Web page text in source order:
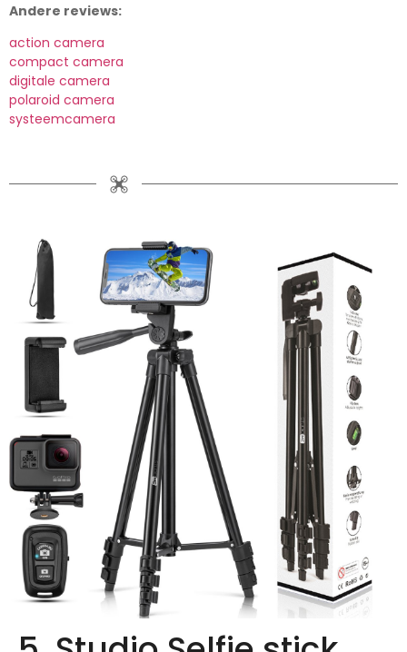
Andere reviews:
action camera
compact camera
digitale camera
polaroid camera
systeemcamera